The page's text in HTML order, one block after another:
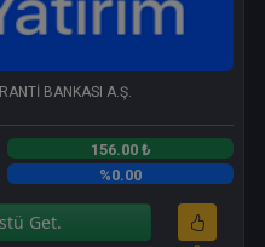
BANKASI A.Ş.
156.00 ₺
%0.00
Get.